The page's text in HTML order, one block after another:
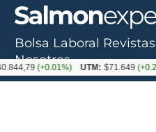
Bolsa Laboral Revistas
Nosotros
(+0.01%) UTM: $71.649(+0.20%)